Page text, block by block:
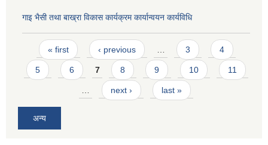
गाइ भैसी तथा बाख्रा विकास कार्यक्रम कार्यान्वयन कार्यविधि
Pages
« first ‹ previous … 3 4
5 6 7 8 9 10 11
… next › last »
अन्य